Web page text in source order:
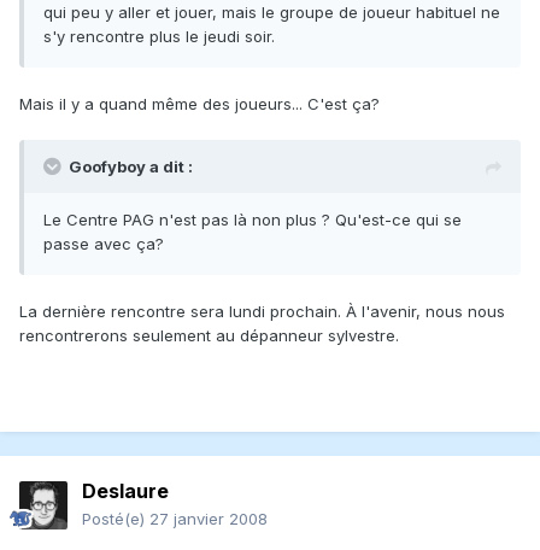
qui peu y aller et jouer, mais le groupe de joueur habituel ne
s'y rencontre plus le jeudi soir.
Mais il y a quand même des joueurs... C'est ça?
Goofyboy a dit :
Le Centre PAG n'est pas là non plus ? Qu'est-ce qui se
passe avec ça?
La dernière rencontre sera lundi prochain. À l'avenir, nous nous
rencontrerons seulement au dépanneur sylvestre.
Deslaure
Posté(e) 27 janvier 2008